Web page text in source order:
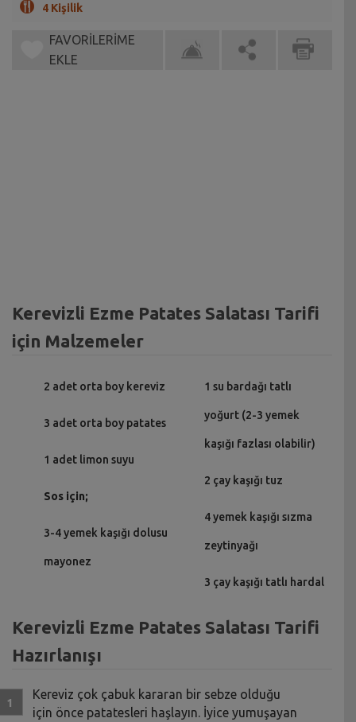
4 Kişilik
FAVORİLERİME
EKLE
Kerevizli Ezme Patates Salatası Tarifi
için Malzemeler
2 adet orta boy kereviz
3 adet orta boy patates
1 adet limon suyu
Sos için;
3-4 yemek kaşığı dolusu
mayonez
1 su bardağı tatlı
yoğurt (2-3 yemek
kaşığı fazlası olabilir)
2 çay kaşığı tuz
4 yemek kaşığı sızma
zeytinyağı
3 çay kaşığı tatlı hardal
Kerevizli Ezme Patates Salatası Tarifi
Hazırlanışı
Kereviz çok çabuk kararan bir sebze olduğu
için önce patatesleri haşlayın. İyice yumuşayan